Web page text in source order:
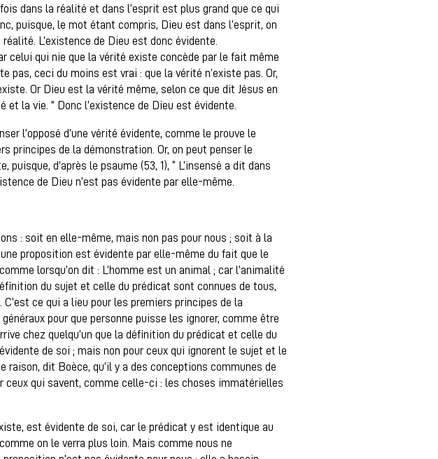
dans la réalité et dans l’esprit est plus grand que ce qui
puisque, le mot étant compris, Dieu est dans l’esprit, on
L’existence de Dieu est donc évidente.
celui qui nie que la vérité existe concède par le fait même
pas, ceci du moins est vrai : que la vérité n’existe pas. Or,
Or Dieu est la vérité même, selon ce que dit Jésus en
et la vie. ” Donc l’existence de Dieu est évidente.
l’opposé d’une vérité évidente, comme le prouve le
principes de la démonstration. Or, on peut penser le
d’après le psaume (53, 1), “ L’insensé a dit dans
de Dieu n’est pas évidente par elle-même.
: soit en elle-même, mais non pas pour nous ; soit à la
proposition est évidente par elle-même du fait que le
lorsqu’on dit : L’homme est un animal ; car l’animalité
du sujet et celle du prédicat sont connues de tous,
ce qui a lieu pour les premiers principes de la
pour que personne puisse les ignorer, comme être
chez quelqu’un que la définition du prédicat et celle du
de soi ; mais non pour ceux qui ignorent le sujet et le
raison, dit Boèce, qu’il y a des conceptions communes de
ceux qui savent, comme celle-ci : les choses immatérielles
est évidente de soi, car le prédicat y est identique au
on le verra plus loin. Mais comme nous ne